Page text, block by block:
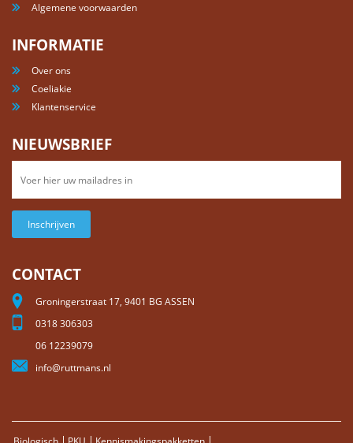
Algemene voorwaarden
INFORMATIE
Over ons
Coeliakie
Klantenservice
NIEUWSBRIEF
Inschrijven
CONTACT
Groningerstraat 17, 9401 BG ASSEN
0318 306303
06 12239079
info@ruttmans.nl